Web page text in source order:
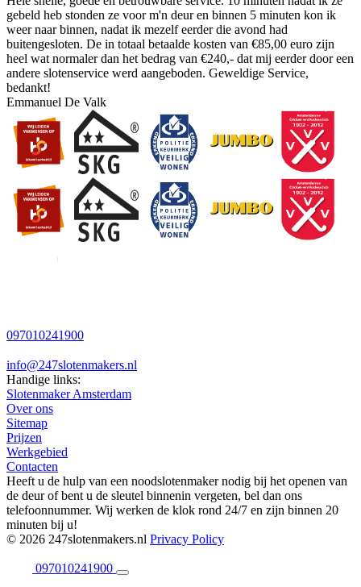
gebeld heb stonden ze voor m'n deur en binnen 5 minuten kon ik
weer naar binnen, nadat ik mezelf eerder die avond had
buitengesloten. De in totaal betaalde kosten van €85,00 euro zijn
heel wat normaler dan het bedrag van €240,- dat mij eerder door een
andere slotenservice werd aangeboden. Geweldige Service,
bedankt!
Emmanuel De Valk
097010241900
info@247slotenmakers.nl
Handige links:
Slotenmaker Amsterdam
Over ons
Sitemap
Prijzen
Werkgebied
Contacten
Heeft u de hulp van een noodslotenmaker nodig bij het openen van
de deur of bent u de sleutel binnenin vergeten, bel dan ons
telefoonnummer. Wij werken de klok rond 24/7 en zijn binnen 20
minuten bij u!
© 2026 247slotenmakers.nl Privacy Policy
097010241900